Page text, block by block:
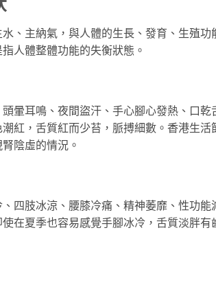
、主納氣，與人體的生長、發育、生殖功
人體整體功能的失衡狀態。
暈耳鳴、夜間盜汗、手心腳心發熱、口乾
紅，舌質紅而少苔，脈搏細數。香港生活
陰虛的情況。
四肢冰涼、腰膝冷痛、精神萎靡、性功能
在夏季也容易感覺手腳冰冷，舌質淡胖有